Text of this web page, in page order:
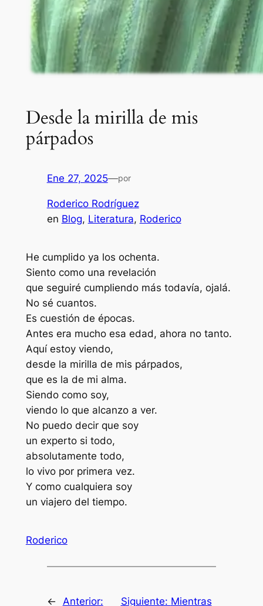
Desde la mirilla de mis
párpados
Ene 27, 2025—por
Roderico Rodríguez
en Blog, Literatura, Roderico
He cumplido ya los ochenta.
Siento como una revelación
que seguiré cumpliendo más todavía, ojalá.
No sé cuantos.
Es cuestión de épocas.
Antes era mucho esa edad, ahora no tanto.
Aquí estoy viendo,
desde la mirilla de mis párpados,
que es la de mi alma.
Siendo como soy,
viendo lo que alcanzo a ver.
No puedo decir que soy
un experto si todo,
absolutamente todo,
lo vivo por primera vez.
Y como cualquiera soy
un viajero del tiempo.
Roderico
← Anterior: Siguiente: Mientras